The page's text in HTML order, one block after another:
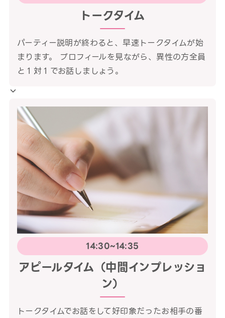
トークタイム
パーティー説明が終わると、早速トークタイムが始
まります。 プロフィールを見ながら、異性の方全員
と１対１でお話しましょう。
14:30~14:35
アピールタイム（中間インプレッショ
ン）
トークタイムでお話をして好印象だったお相手の番